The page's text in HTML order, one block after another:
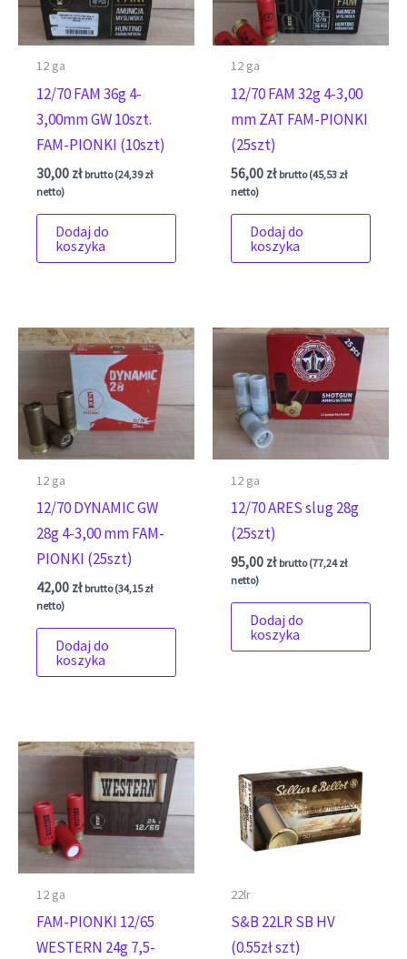
12 ga
12/70 FAM 36g 4-
3,00mm GW 10szt.
FAM-PIONKI (10szt)
30,00 zł brutto (24,39zł
netto)
Dodaj do
koszyka
12 ga
12/70 FAM 32g 4-3,00
mm ZAT FAM-PIONKI
(25szt)
56,00 zł brutto (45,53 zł
netto)
Dodaj do
koszyka
12 ga
12/70 DYNAMIC GW
28g 4-3,00 mm FAM-
PIONKI (25szt)
42,00 zł brutto (34,15zł
netto)
Dodaj do
koszyka
12 ga
12/70 ARES slug 28g
(25szt)
95,00 zł brutto (77,24zł
netto)
Dodaj do
koszyka
12 ga
FAM-PIONKI 12/65
WESTERN 24g 7,5-
22lr
S&B 22LR SB HV
(0.55zł szt)